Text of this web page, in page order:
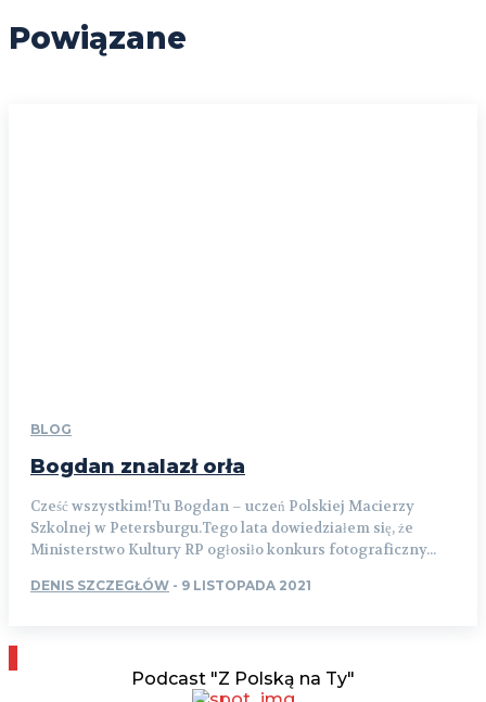
Powiązane
BLOG
Bogdan znalazł orła
Cześć wszystkim!Tu Bogdan – uczeń Polskiej Macierzy
Szkolnej w Petersburgu.Tego lata dowiedziałem się, że
Ministerstwo Kultury RP ogłosiło konkurs fotograficzny...
DENIS SZCZEGŁÓW - 9 LISTOPADA 2021
Podcast "Z Polską na Ty"